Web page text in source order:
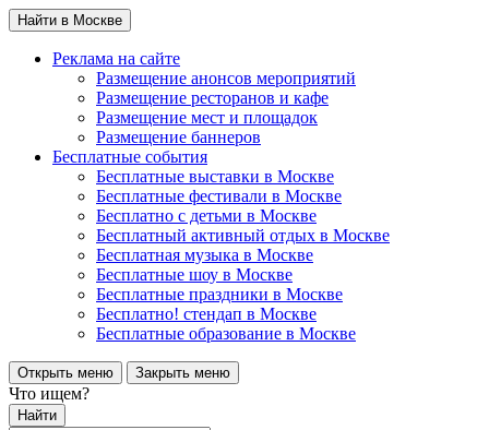
Найти в Москве
Реклама на сайте
Размещение анонсов мероприятий
Размещение ресторанов и кафе
Размещение мест и площадок
Размещение баннеров
Бесплатные события
Бесплатные выставки в Москве
Бесплатные фестивали в Москве
Бесплатно с детьми в Москве
Бесплатный активный отдых в Москве
Бесплатная музыка в Москве
Бесплатные шоу в Москве
Бесплатные праздники в Москве
Бесплатно! стендап в Москве
Бесплатные образование в Москве
Открыть меню Закрыть меню
Что ищем?
Найти